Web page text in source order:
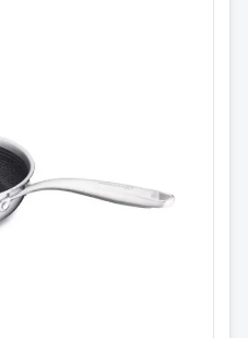
Tri-Ply Premium Stekepanne